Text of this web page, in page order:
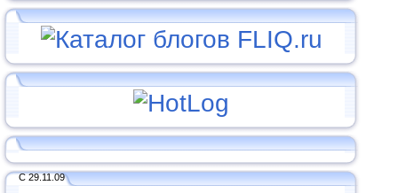
С 29.11.09